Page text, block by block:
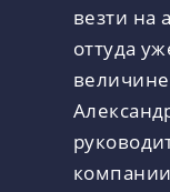
везти на
оттуда